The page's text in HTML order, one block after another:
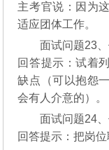
主考官说：因为
适应团体工作。
面试问题23
回答提示：试着
缺点（可以抱怨
会有人介意的）。
面试问题24
回答提示：把岗